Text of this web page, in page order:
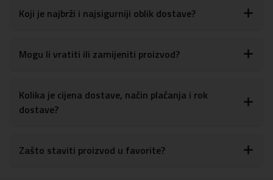
Koji je najbrži i najsigurniji oblik dostave?
Mogu li vratiti ili zamijeniti proizvod?
Kolika je cijena dostave, način plaćanja i rok
dostave?
Zašto staviti proizvod u favorite?